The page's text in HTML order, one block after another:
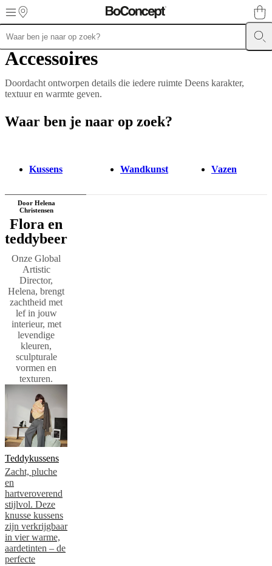
Skip to main content
Meubels ZitbankenStoelen Lampen
collectionsOpslagcollecties
ledercollectieOutletKamersWoonkamersEetkamersSlaapkamers
en
ruimtesThuiskantorenBoConcept
stalen
zoekenOver
BoConceptWaarden
verantwoord
ondernemenDe
geschiedenisPerszone
kwaliteitMaak
kennis
onze
ontwerpers Aangepast
aan
de
persoonlijke
smaakCarrière
and
certificationsToegankelijkheidsverklaring
franchisenemer
ProgramProjects
Accessoires
Doordacht ontworpen details die iedere ruimte Deens karakter,
textuur en warmte geven.
Waar ben je naar op zoek?
Kussens Wandkunst Vazen
Door Helena
Christensen
Flora en
teddybeer
Onze Global
Artistic
Director,
Helena, brengt
zachtheid met
lef in jouw
interieur, met
levendige
kleuren,
sculpturale
vormen en
texturen.
Teddykussens
Zacht, pluche
en
hartveroverend
stijlvol. Deze
knusse kussens
zijn verkrijgbaar
in vier warme,
aardetinten – de
perfecte